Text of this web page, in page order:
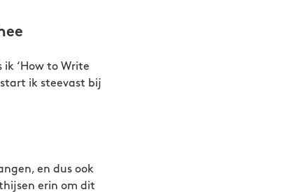
‘How to Write
ik steevast bij
en dus ook
erin om dit